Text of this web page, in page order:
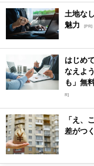
土地な
魅力
[PR]
はじめ
なえよ
も」無
R]
「え、
差がつ